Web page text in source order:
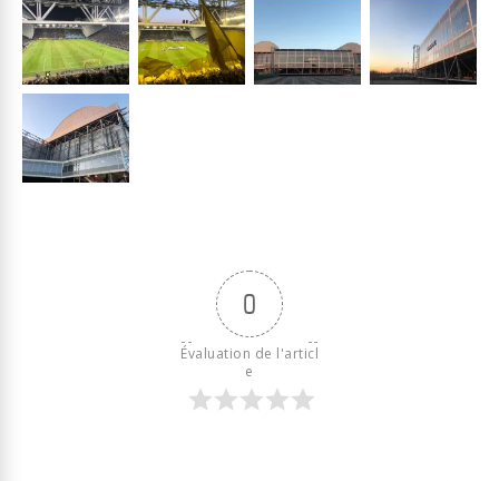
0
Évaluation de l'articl
e